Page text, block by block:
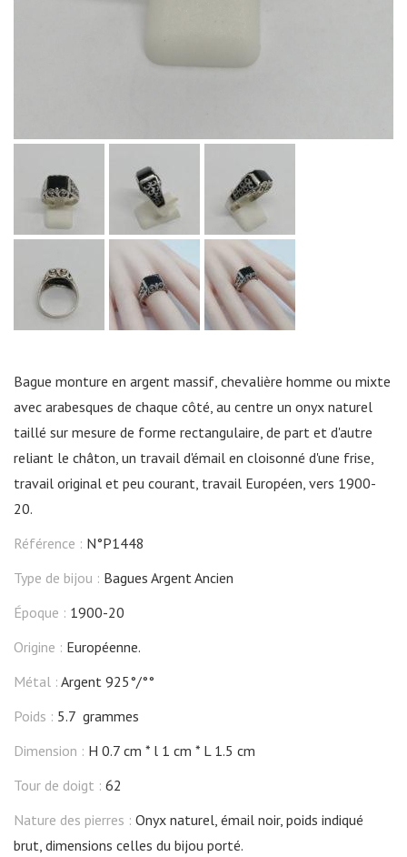
Bague monture en argent massif, chevalière homme ou mixte
avec arabesques de chaque côté, au centre un onyx naturel
taillé sur mesure de forme rectangulaire, de part et d'autre
reliant le châton, un travail d'émail en cloisonné d'une frise,
travail original et peu courant, travail Européen, vers 1900-
20.
Référence : N°P1448
Type de bijou : Bagues Argent Ancien
Époque : 1900-20
Origine : Européenne.
Métal : Argent 925°/°°
Poids : 5.7 grammes
Dimension : H 0.7 cm l 1 cm
L 1.5 cm
Tour de doigt : 62
Nature des pierres : Onyx naturel, émail noir, poids indiqué
brut, dimensions celles du bijou porté.